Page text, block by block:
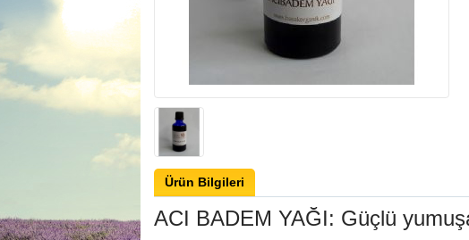
Ürün Bilgileri
ACI BADEM YAĞI: Güçlü